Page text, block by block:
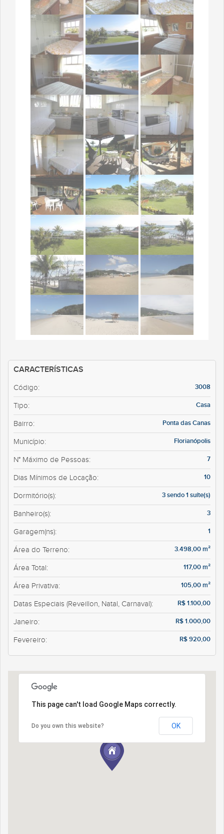
CARACTERÍSTICAS
Código: 3008
Tipo: Casa
Bairro: Ponta das Canas
Município: Florianópolis
N° Máximo de Pessoas: 7
Dias Mínimos de Locação: 10
Dormitório(s): 3 sendo 1 suíte(s)
Banheiro(s): 3
Garagem(ns): 1
Área do Terreno: 3.498,00 m²
Área Total: 117,00 m²
Área Privativa: 105,00 m²
Datas Especiais (Reveillon, Natal, Carnaval): R$ 1.100,00
Janeiro: R$ 1.000,00
Fevereiro: R$ 920,00
This page can't load Google Maps correctly.
Do you own this website? OK